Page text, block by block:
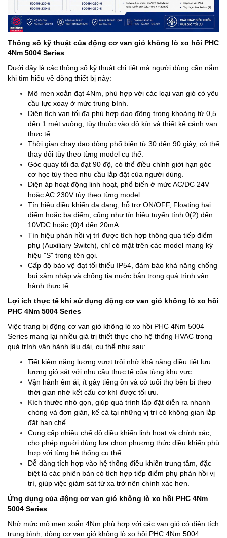
Thông số kỹ thuật của động cơ van gió không lò xo hồi PHC
4Nm 5004 Series
Dưới đây là các thông số kỹ thuật chi tiết mà người dùng cần nắm
khi tìm hiểu về dòng thiết bị này:
Mô men xoắn đạt 4Nm, phù hợp với các loại van gió có yêu
cầu lực xoay ở mức trung bình.
Diện tích van tối đa phù hợp dao động trong khoảng từ 0,5
đến 1 mét vuông, tùy thuộc vào độ kín và thiết kế cánh van
thực tế.
Thời gian chạy dao động phổ biến từ 30 đến 90 giây, có thể
thay đổi tùy theo từng model cụ thể.
Góc quay tối đa đạt 90 độ, có thể điều chỉnh giới hạn góc
cơ học tùy theo nhu cầu lắp đặt của người dùng.
Điện áp hoạt động linh hoạt, phổ biến ở mức AC/DC 24V
hoặc AC 230V tùy theo từng model.
Tín hiệu điều khiển đa dạng, hỗ trợ ON/OFF, Floating hai
điểm hoặc ba điểm, cũng như tín hiệu tuyến tính 0(2) đến
10VDC hoặc (0)4 đến 20mA.
Tín hiệu phản hồi vị trí được tích hợp thông qua tiếp điểm
phụ (Auxiliary Switch), chỉ có mặt trên các model mang ký
hiệu "S" trong tên gọi.
Cấp độ bảo vệ đạt tối thiểu IP54, đảm bảo khả năng chống
bụi xâm nhập và chống tia nước bắn trong quá trình vận
hành thực tế.
Lợi ích thực tế khi sử dụng động cơ van gió không lò xo hồi
PHC 4Nm 5004 Series
Việc trang bị động cơ van gió không lò xo hồi PHC 4Nm 5004
Series mang lại nhiều giá trị thiết thực cho hệ thống HVAC trong
quá trình vận hành lâu dài, cụ thể như sau:
Tiết kiệm năng lượng vượt trội nhờ khả năng điều tiết lưu
lượng gió sát với nhu cầu thực tế của từng khu vực.
Vận hành êm ái, ít gây tiếng ồn và có tuổi thọ bền bỉ theo
thời gian nhờ kết cấu cơ khí được tối ưu.
Kích thước nhỏ gọn, giúp quá trình lắp đặt diễn ra nhanh
chóng và đơn giản, kể cả tại những vị trí có không gian lắp
đặt hạn chế.
Cung cấp nhiều chế độ điều khiển linh hoạt và chính xác,
cho phép người dùng lựa chọn phương thức điều khiển phù
hợp với từng hệ thống cụ thể.
Dễ dàng tích hợp vào hệ thống điều khiển trung tâm, đặc
biệt là các phiên bản có tích hợp tiếp điểm phụ phản hồi vị
trí, giúp việc giám sát từ xa trở nên chính xác hơn.
Ứng dụng của động cơ van gió không lò xo hồi PHC 4Nm
5004 Series
Nhờ mức mô men xoắn 4Nm phù hợp với các van gió có diện tích
trung bình, động cơ van gió không lò xo hồi PHC 4Nm 5004